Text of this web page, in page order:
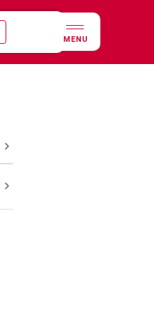
MENU